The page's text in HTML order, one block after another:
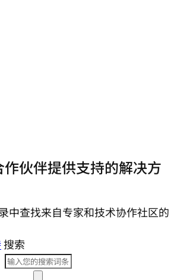
伙伴提供支持的解决方
中查找来自专家和技术协作社区的
搜索